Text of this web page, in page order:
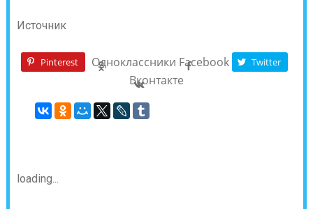
Источник
Pinterest Одноклассники Facebook Twitter
Вконтакте
loading...